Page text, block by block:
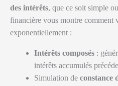
des intérêts, que ce soit simple
financière vous montre comment
exponentiellement :
Intérêts composés :
intérêts accumulés
Simulation de constance